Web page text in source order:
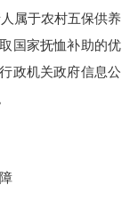
属于农村五保供养
国家抚恤补助的优
政机关政府信息公